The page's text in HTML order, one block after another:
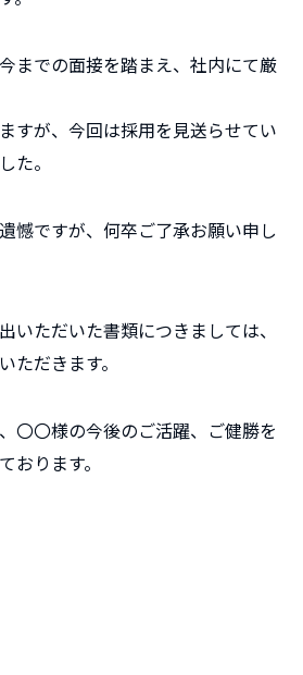
までの面接を踏まえ、社内にて厳
すが、今回は採用を見送らせてい
た。
憾ですが、何卒ご了承お願い申し
いただいた書類につきましては、
ただきます。
〇〇様の今後のご活躍、ご健勝を
おります。